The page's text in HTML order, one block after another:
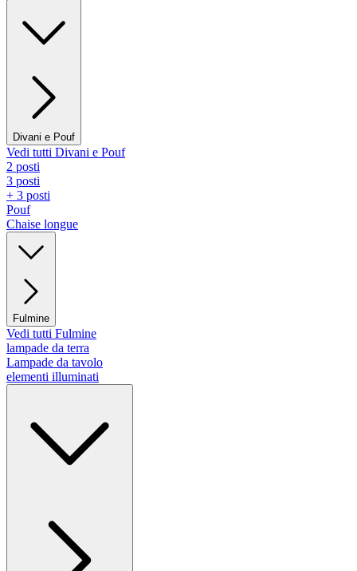
Divani e Pouf
Vedi tutti Divani e Pouf
2 posti
3 posti
+ 3 posti
Pouf
Chaise longue
Fulmine
Vedi tutti Fulmine
lampade da terra
Lampade da tavolo
elementi illuminati